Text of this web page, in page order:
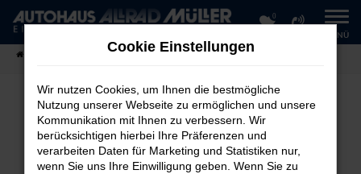
Zum
springen
MENÜ
0
Fahrzeugangebote Fahrzeug-Showroom
FEHLER: NETWORK ERROR
Beim Laden ist ein Fehler aufgetreten.
Cookie Einstellungen
Wir nutzen Cookies, um Ihnen die bestmögliche
Nutzung unserer Webseite zu ermöglichen und unsere
Kommunikation mit Ihnen zu verbessern. Wir
berücksichtigen hierbei Ihre Präferenzen und
verarbeiten Daten für Marketing und Statistiken nur,
wenn Sie uns Ihre Einwilligung geben. Wenn Sie zu